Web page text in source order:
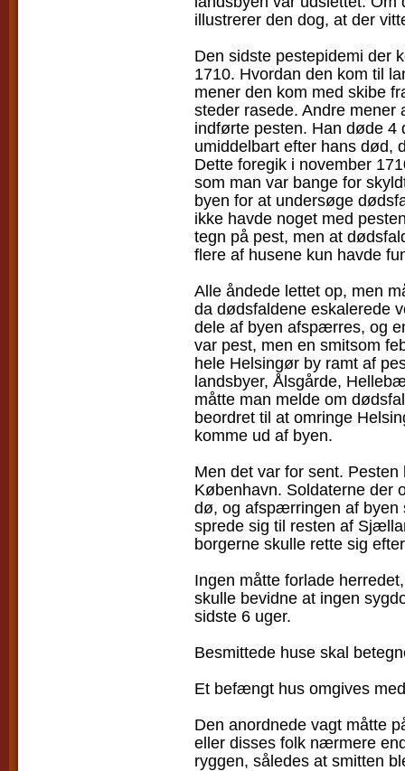
illustrerer den dog, at der
Den sidste pestepidemi der
1710. Hvordan den kom til
mener den kom med skibe
steder rasede. Andre
indførte pesten. Han døde 4
umiddelbart efter hans død,
Dette foregik i november
som man var bange for
byen for at undersøge
ikke havde noget med
tegn på pest, men at
flere af husene kun havde
Alle åndede lettet op, men
da dødsfaldene eskalerede
dele af byen afspærres, og
var pest, men en smitsom
hele Helsingør by ramt af
landsbyer, Ålsgårde,
måtte man melde om
beordret til at omringe
komme ud af byen.
Men det var for sent.
København. Soldaterne der
dø, og afspærringen af byen
sprede sig til resten af
borgerne skulle rette sig
Ingen måtte forlade
skulle bevidne at ingen
sidste 6 uger.
Besmittede huse skal
Et befængt hus omgives
Den anordnede vagt måtte
eller disses folk nærmere
ryggen, således at smitten